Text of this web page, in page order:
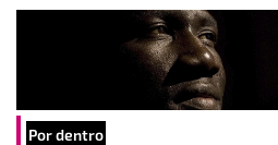
Por dentro